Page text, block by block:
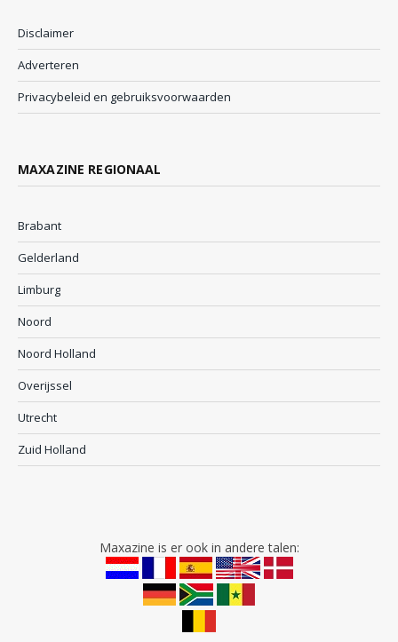
Disclaimer
Adverteren
Privacybeleid en gebruiksvoorwaarden
MAXAZINE REGIONAAL
Brabant
Gelderland
Limburg
Noord
Noord Holland
Overijssel
Utrecht
Zuid Holland
Maxazine is er ook in andere talen: